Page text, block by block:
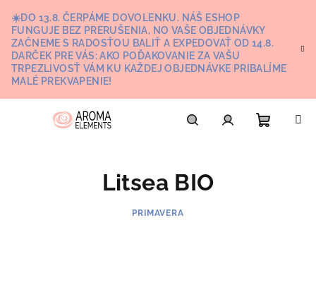
obsah
☀️DO 13.8. ČERPÁME DOVOLENKU. NÁŠ ESHOP
FUNGUJE BEZ PRERUŠENIA, NO VAŠE OBJEDNÁVKY
ZAČNEME S RADOSŤOU BALIŤ A EXPEDOVAŤ OD 14.8.
DARČEK PRE VÁS: AKO POĎAKOVANIE ZA VAŠU
TRPEZLIVOSŤ VÁM KU KAŽDEJ OBJEDNÁVKE PRIBALÍME
MALÉ PREKVAPENIE!
Litsea BIO
PRIMAVERA